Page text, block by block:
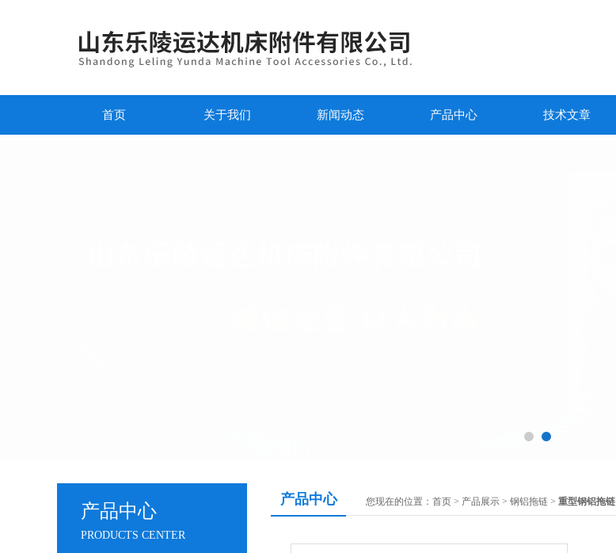
首页 关于我们 新闻动态 产品中心 技术文章
产品中心
PRODUCTS CENTER
产品中心 您现在的位置： 首页 > 产品展示 > 钢铝拖链 > 重型钢铝拖链